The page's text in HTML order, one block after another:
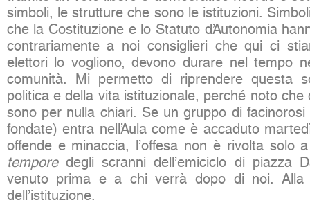
simboli, le strutture che sono le istituzioni.
che la Costituzione e lo Statuto d’Autonomia
contrariamente a noi consiglieri che qui ci
elettori lo vogliono, devono durare nel tempo
comunità. Mi permetto di riprendere questa
politica e della vita istituzionale, perché noto che
sono per nulla chiari. Se un gruppo di
fondate) entra nell’Aula come è accaduto
offende e minaccia, l’offesa non è rivolta solo
temporedegli scranni dell’emiciclo di piazza
venuto prima e a chi verrà dopo di noi.
dell’istituzione.